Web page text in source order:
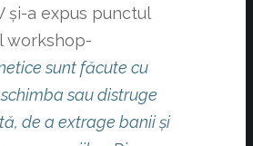
și-a expus punctul
workshop-
sunt făcute cu
sau distruge
de a extrage banii și